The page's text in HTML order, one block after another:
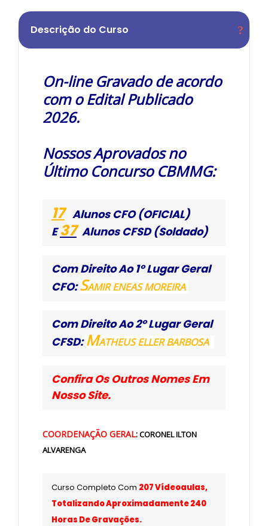
Descrição do Curso
On-line Gravado de acordo
com o Edital Publicado
2026.
Nossos Aprovados no
Último Concurso CBMMG:
17 Alunos CFO (OFICIAL)
E37 Alunos CFSD (Soldado)
Com Direito Ao 1º Lugar Geral
CFO:SAMIR ENEAS MOREIRA
Com Direito Ao 2º Lugar Geral
CFSD:MATHEUS ELLER BARBOSA
Confira Os Outros Nomes Em
Nosso Site.
COORDENAÇÃO GERAL:CORONEL ILTON
ALVARENGA
Curso Completo Com 207 Vídeoaulas,
Totalizando Aproximadamente 240
Horas De Gravações.